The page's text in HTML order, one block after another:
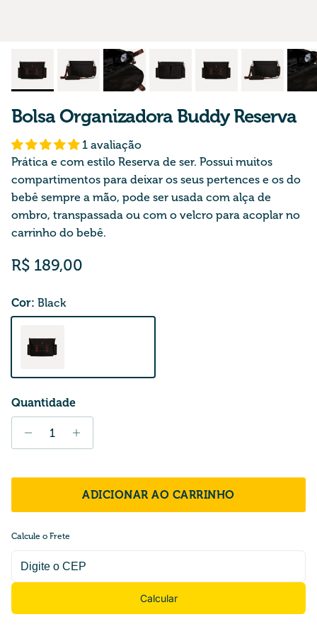
Bolsa Organizadora Buddy Reserva
1 avaliação
Prática e com estilo Reserva de ser. Possui muitos
compartimentos para deixar os seus pertences e os do
bebê sempre a mão, pode ser usada com alça de
ombro, transpassada ou com o velcro para acoplar no
carrinho do bebê.
Preço normal
R$ 189,00
Cor: Black
Black
Quantidade
ADICIONAR AO CARRINHO
Calcule o Frete
Calcular